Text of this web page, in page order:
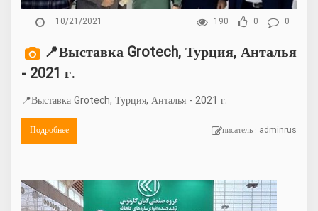
10/21/2021 190 0 0
📍Выставка Grotech, Турция, Анталья
- 2021 г.
📍Выставка Grotech, Турция, Анталья - 2021 г.
Подробнее писатель : adminrus